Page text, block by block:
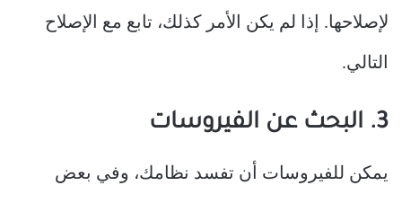
لإصلاحها. إذا لم يكن الأمر كذلك، تابع مع الإصلاح
التالي.
3. البحث عن الفيروسات
يمكن للفيروسات أن تفسد نظامك، وفي بعض